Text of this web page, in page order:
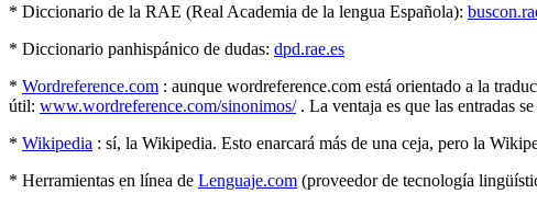
* Diccionario de la RAE (Real Academia de la lengua Española):
* Diccionario panhispánico de dudas: dpd.rae.es
* Wordreference.com : aunque wordreference.com está orientado a la
útil: www.wordreference.com/sinonimos/. La ventaja es que las entradas
* Wikipedia : sí, la Wikipedia. Esto enarcará más de una ceja, pero la
* Herramientas en línea de Lenguaje.com (proveedor de tecnología